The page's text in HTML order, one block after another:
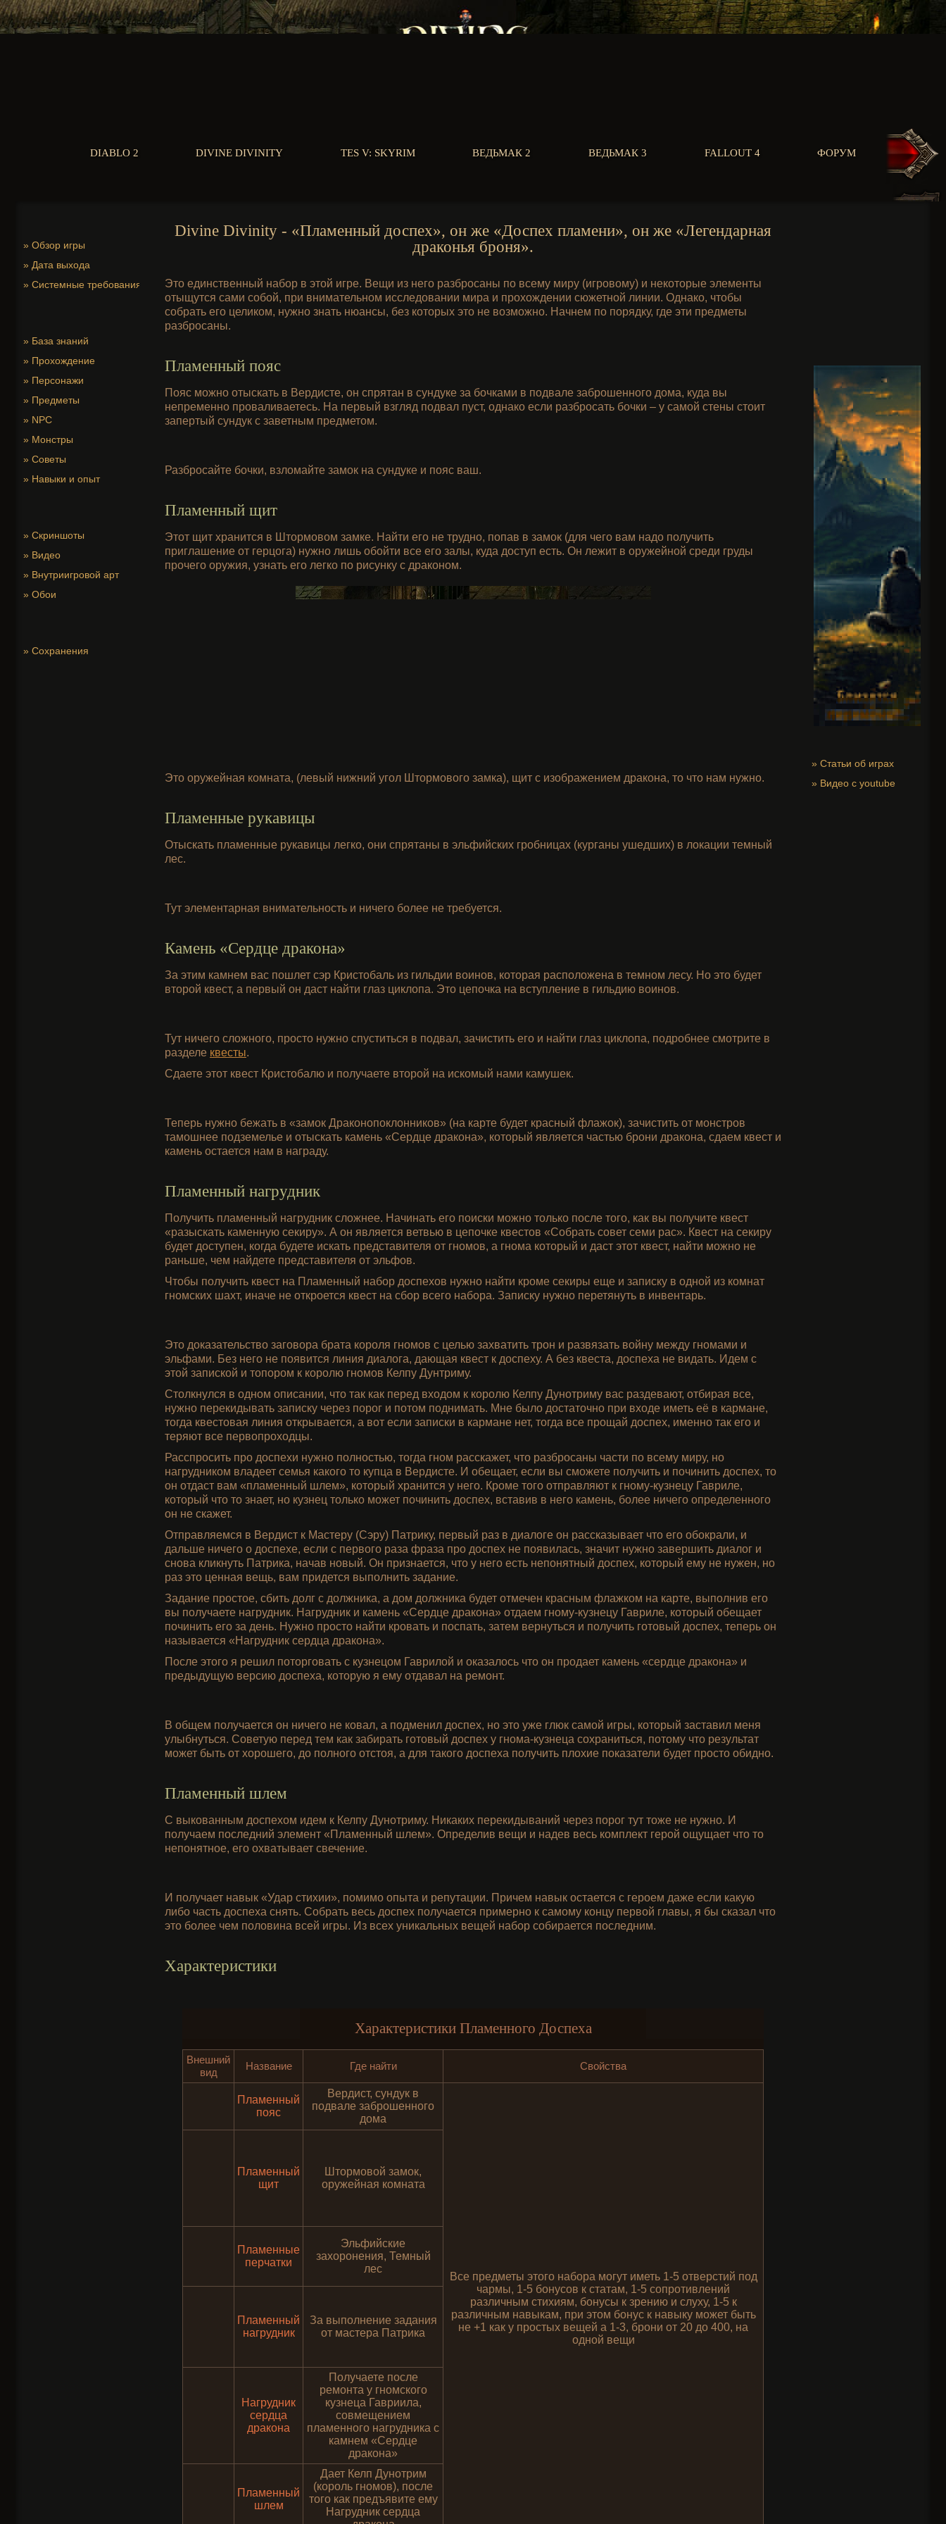
DIABLO 2 DIVINE DIVINITY TES V: SKYRIM ВЕДЬМАК 2 ВЕДЬМАК 3 FALLOUT 4 ФОРУМ
» Обзор игры
» Дата выхода
» Системные требования
» База знаний
» Прохождение
» Персонажи
» Предметы
» NPC
» Монстры
» Советы
» Навыки и опыт
» Скриншоты
» Видео
» Внутриигровой арт
» Обои
» Сохранения
» Статьи об играх
» Видео с youtube
Divine Divinity - «Пламенный доспех», он же «Доспех пламени», он же «Легендарная
драконья броня».
Это единственный набор в этой игре. Вещи из него разбросаны по всему миру (игровому) и некоторые элементы
отыщутся сами собой, при внимательном исследовании мира и прохождении сюжетной линии. Однако, чтобы
собрать его целиком, нужно знать нюансы, без которых это не возможно. Начнем по порядку, где эти предметы
разбросаны.
Пламенный пояс
Пояс можно отыскать в Вердисте, он спрятан в сундуке за бочками в подвале заброшенного дома, куда вы
непременно проваливаетесь. На первый взгляд подвал пуст, однако если разбросать бочки – у самой стены стоит
запертый сундук с заветным предметом.
Разбросайте бочки, взломайте замок на сундуке и пояс ваш.
Пламенный щит
Этот щит хранится в Штормовом замке. Найти его не трудно, попав в замок (для чего вам надо получить
приглашение от герцога) нужно лишь обойти все его залы, куда доступ есть. Он лежит в оружейной среди груды
прочего оружия, узнать его легко по рисунку с драконом.
Это оружейная комната, (левый нижний угол Штормового замка), щит с изображением дракона, то что нам нужно.
Пламенные рукавицы
Отыскать пламенные рукавицы легко, они спрятаны в эльфийских гробницах (курганы ушедших) в локации темный
лес.
Тут элементарная внимательность и ничего более не требуется.
Камень «Сердце дракона»
За этим камнем вас пошлет сэр Кристобаль из гильдии воинов, которая расположена в темном лесу. Но это будет
второй квест, а первый он даст найти глаз циклопа. Это цепочка на вступление в гильдию воинов.
Тут ничего сложного, просто нужно спуститься в подвал, зачистить его и найти глаз циклопа, подробнее смотрите в
разделе квесты.
Сдаете этот квест Кристобалю и получаете второй на искомый нами камушек.
Теперь нужно бежать в «замок Драконопоклонников» (на карте будет красный флажок), зачистить от монстров
тамошнее подземелье и отыскать камень «Сердце дракона», который является частью брони дракона, сдаем квест и
камень остается нам в награду.
Пламенный нагрудник
Получить пламенный нагрудник сложнее. Начинать его поиски можно только после того, как вы получите квест
«разыскать каменную секиру». А он является ветвью в цепочке квестов «Собрать совет семи рас». Квест на секиру
будет доступен, когда будете искать представителя от гномов, а гнома который и даст этот квест, найти можно не
раньше, чем найдете представителя от эльфов.
Чтобы получить квест на Пламенный набор доспехов нужно найти кроме секиры еще и записку в одной из комнат
гномских шахт, иначе не откроется квест на сбор всего набора. Записку нужно перетянуть в инвентарь.
Это доказательство заговора брата короля гномов с целью захватить трон и развязать войну между гномами и
эльфами. Без него не появится линия диалога, дающая квест к доспеху. А без квеста, доспеха не видать. Идем с
этой запиской и топором к королю гномов Келпу Дунтриму.
Столкнулся в одном описании, что так как перед входом к королю Келпу Дунотриму вас раздевают, отбирая все,
нужно перекидывать записку через порог и потом поднимать. Мне было достаточно при входе иметь её в кармане,
тогда квестовая линия открывается, а вот если записки в кармане нет, тогда все прощай доспех, именно так его и
теряют все первопроходцы.
Расспросить про доспехи нужно полностью, тогда гном расскажет, что разбросаны части по всему миру, но
нагрудником владеет семья какого то купца в Вердисте. И обещает, если вы сможете получить и починить доспех, то
он отдаст вам «пламенный шлем», который хранится у него. Кроме того отправляют к гному-кузнецу Гавриле,
который что то знает, но кузнец только может починить доспех, вставив в него камень, более ничего определенного
он не скажет.
Отправляемся в Вердист к Мастеру (Сэру) Патрику, первый раз в диалоге он рассказывает что его обокрали, и
дальше ничего о доспехе, если с первого раза фраза про доспех не появилась, значит нужно завершить диалог и
снова кликнуть Патрика, начав новый. Он признается, что у него есть непонятный доспех, который ему не нужен, но
раз это ценная вещь, вам придется выполнить задание.
Задание простое, сбить долг с должника, а дом должника будет отмечен красным флажком на карте, выполнив его
вы получаете нагрудник. Нагрудник и камень «Сердце дракона» отдаем гному-кузнецу Гавриле, который обещает
починить его за день. Нужно просто найти кровать и поспать, затем вернуться и получить готовый доспех, теперь он
называется «Нагрудник сердца дракона».
После этого я решил поторговать с кузнецом Гаврилой и оказалось что он продает камень «сердце дракона» и
предыдущую версию доспеха, которую я ему отдавал на ремонт.
В общем получается он ничего не ковал, а подменил доспех, но это уже глюк самой игры, который заставил меня
улыбнуться. Советую перед тем как забирать готовый доспех у гнома-кузнеца сохраниться, потому что результат
может быть от хорошего, до полного отстоя, а для такого доспеха получить плохие показатели будет просто обидно.
Пламенный шлем
С выкованным доспехом идем к Келпу Дунотриму. Никаких перекидываний через порог тут тоже не нужно. И
получаем последний элемент «Пламенный шлем». Определив вещи и надев весь комплект герой ощущает что то
непонятное, его охватывает свечение.
И получает навык «Удар стихии», помимо опыта и репутации. Причем навык остается с героем даже если какую
либо часть доспеха снять. Собрать весь доспех получается примерно к самому концу первой главы, я бы сказал что
это более чем половина всей игры. Из всех уникальных вещей набор собирается последним.
Характеристики
Характеристики Пламенного Доспеха
Внешний
вид
Название Где найти Свойства
Пламенный
пояс
Вердист, сундук в
подвале заброшенного
дома
Все предметы этого набора могут иметь 1-5 отверстий под
чармы, 1-5 бонусов к статам, 1-5 сопротивлений
различным стихиям, бонусы к зрению и слуху, 1-5 к
различным навыкам, при этом бонус к навыку может быть
не +1 как у простых вещей а 1-3, брони от 20 до 400, на
одной вещи
Пламенный
щит
Штормовой замок,
оружейная комната
Пламенные
перчатки
Эльфийские
захоронения, Темный
лес
Пламенный
нагрудник
За выполнение задания
от мастера Патрика
Нагрудник
сердца
дракона
Получаете после
ремонта у гномского
кузнеца Гавриила,
совмещением
пламенного нагрудника с
камнем «Сердце
дракона»
Пламенный
шлем
Дает Келп Дунотрим
(король гномов), после
того как предъявите ему
Нагрудник сердца